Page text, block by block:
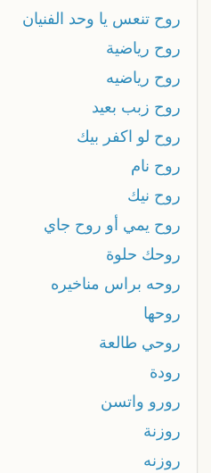
روح تنعس يا وحد الفنيان
روح رياضية
روح رياضيه
روح زبب بعيد
روح لو اكفر بيك
روح نام
روح نيك
روح يمي أو روح جاي
روحك حلوة
روحه براس مناخيره
روحها
روحي طالعة
رودة
رورو واتسن
روزنة
روزنه